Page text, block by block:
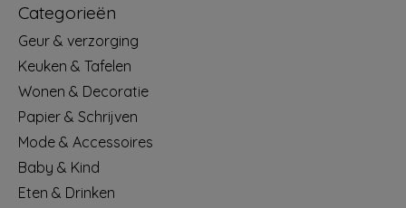
Categorieën
Geur & verzorging
Keuken & Tafelen
Wonen & Decoratie
Papier & Schrijven
Mode & Accessoires
Baby & Kind
Eten & Drinken